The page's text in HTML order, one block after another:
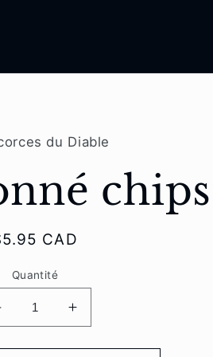
du Diable
chips
CAD
Quantité
Réduire
Augmenter
la
quantité